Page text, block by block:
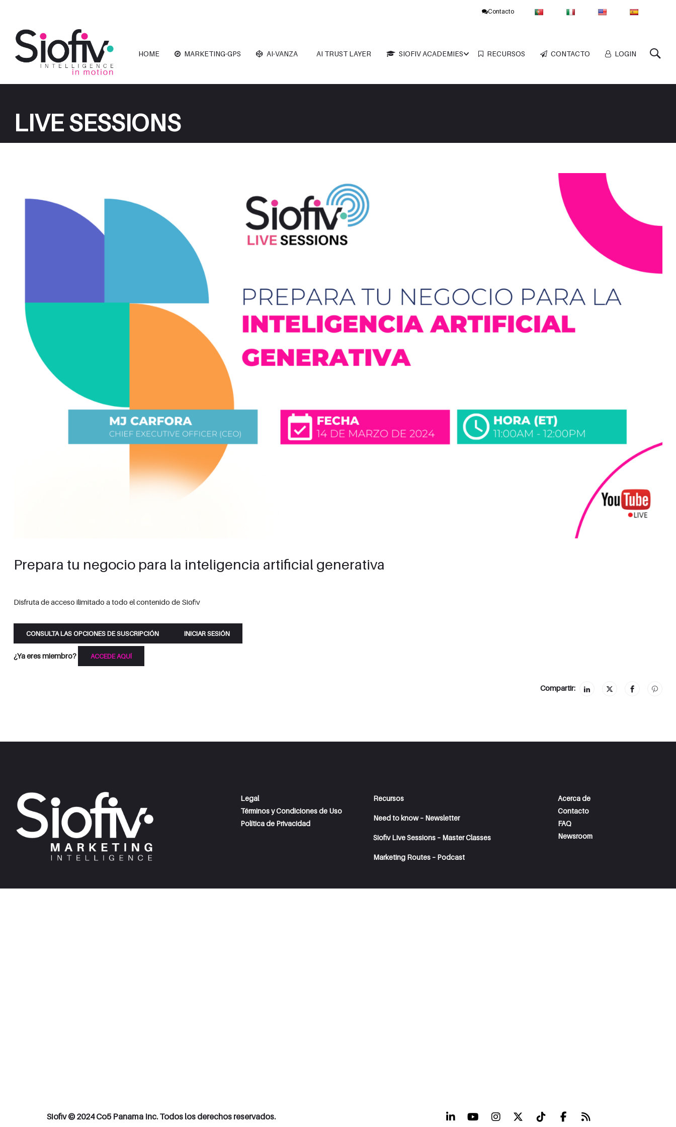
Contacto
HOME MARKETING-GPS AI-VANZA AI TRUST LAYER SIOFIV ACADEMIES RECURSOS CONTACTO LOGIN
LIVE SESSIONS
Prepara tu negocio para la inteligencia artificial generativa
Disfruta de acceso ilimitado a todo el contenido de Siofiv
CONSULTA LAS OPCIONES DE SUSCRIPCIÓN INICIAR SESIÓN
¿Ya eres miembro? ACCEDE AQUÍ
Compartir:
Legal
Términos y Condiciones de Uso
Política de Privacidad
Recursos
Need to know – Newsletter
Siofiv Live Sessions – Master Classes
Marketing Routes – Podcast
Acerca de
Contacto
FAQ
Newsroom
Siofiv © 2024 Co5 Panama Inc. Todos los derechos reservados.